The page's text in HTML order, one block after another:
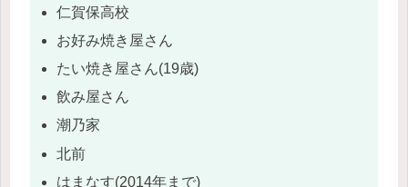
仁賀保高校
お好み焼き屋さん
たい焼き屋さん(19歳)
飲み屋さん
潮乃家
北前
はまなす(2014年まで)